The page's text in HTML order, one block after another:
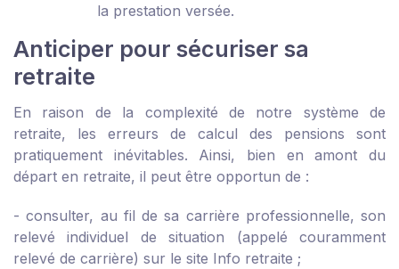
la prestation versée.
Anticiper pour sécuriser sa
retraite
En raison de la complexité de notre système de
retraite, les erreurs de calcul des pensions sont
pratiquement inévitables. Ainsi, bien en amont du
départ en retraite, il peut être opportun de :
- consulter, au fil de sa carrière professionnelle, son
relevé individuel de situation (appelé couramment
relevé de carrière) sur le site Info retraite ;